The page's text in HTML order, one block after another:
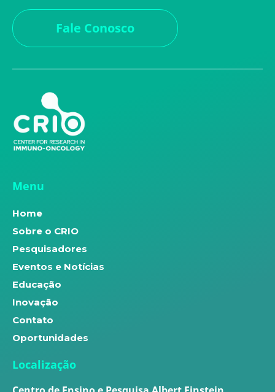
Fale Conosco
Menu
Home
Sobre o CRIO
Pesquisadores
Eventos e Notícias
Educação
Inovação
Contato
Oportunidades
Localização